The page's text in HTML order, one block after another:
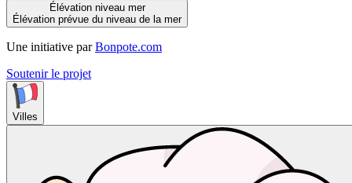
Élévation niveau mer
Élévation prévue du niveau de la mer
Une initiative par Bonpote.com
Soutenir le projet
Villes